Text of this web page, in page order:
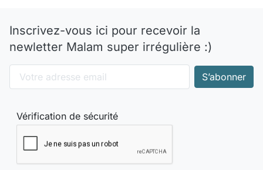
Inscrivez-vous ici pour recevoir la
newletter Malam super irrégulière :)
Vérification de sécurité